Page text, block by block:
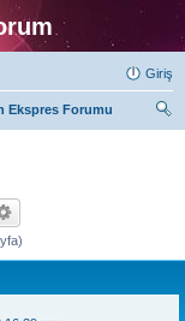
Giriş
Ekspres Forumu